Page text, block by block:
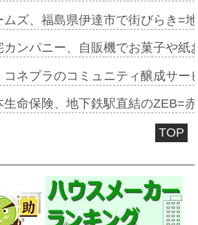
ムズ、福島県伊達市で街びらき=
カンパニー、自販機でお菓子や
コネプラのコミュニティ醸成サ
生命保険、地下鉄駅直結のZEB=
TOP